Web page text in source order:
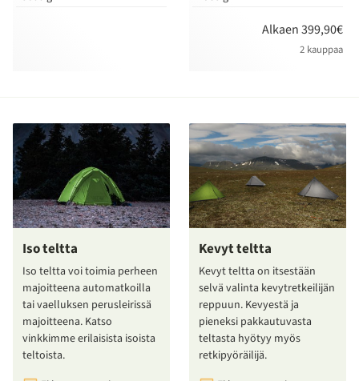
Alkaen 399,90€
2 kauppaa
Iso teltta
Iso teltta voi toimia perheen
majoitteena automatkoilla
tai vaelluksen perusleirissä
majoitteena. Katso
vinkkimme erilaisista isoista
teltoista.
Kevyt teltta
Kevyt teltta on itsestään
selvä valinta kevytretkeilijän
reppuun. Kevyestä ja
pieneksi pakkautuvasta
teltasta hyötyy myös
retkipyöräilijä.